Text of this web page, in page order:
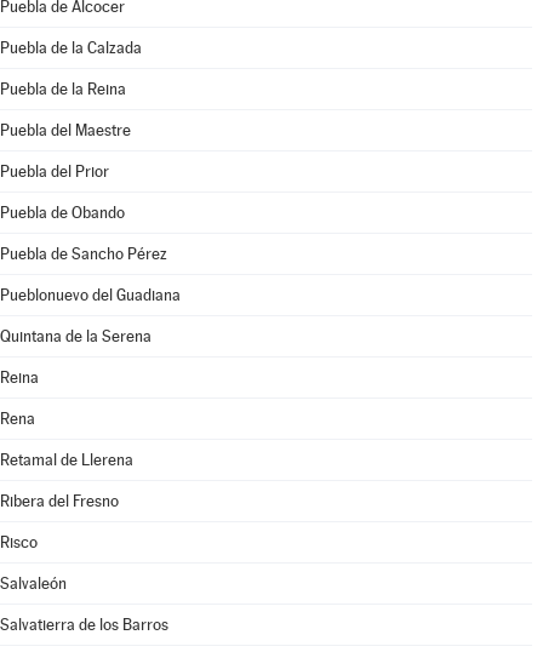
Puebla de Alcocer
Puebla de la Calzada
Puebla de la Reina
Puebla del Maestre
Puebla del Prior
Puebla de Obando
Puebla de Sancho Pérez
Pueblonuevo del Guadiana
Quintana de la Serena
Reina
Rena
Retamal de Llerena
Ribera del Fresno
Risco
Salvaleón
Salvatierra de los Barros